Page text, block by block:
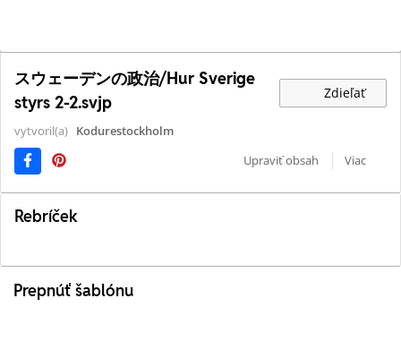
スウェーデンの政治/Hur Sverige
styrs 2-2.svjp
Zdieľať
vytvoril(a) Kodurestockholm
Upraviť obsah
Viac
Rebríček
Prepnúť šablónu